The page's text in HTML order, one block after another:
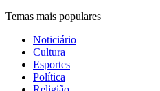
Temas mais populares
Noticiário
Cultura
Esportes
Política